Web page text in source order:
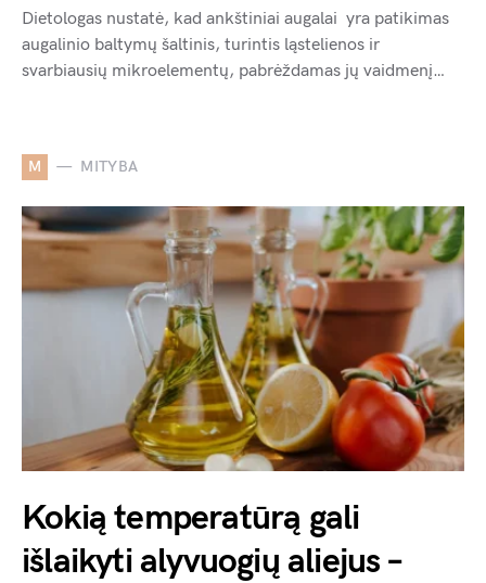
Dietologas nustatė, kad ankštiniai augalai yra patikimas
augalinio baltymų šaltinis, turintis ląstelienos ir
svarbiausių mikroelementų, pabrėždamas jų vaidmenį…
M MITYBA
Kokią temperatūrą gali
išlaikyti alyvuogių aliejus –